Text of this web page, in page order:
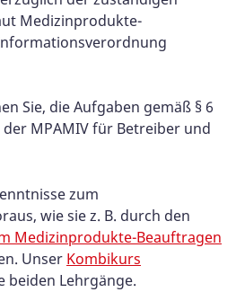
Medizinprodukte-
Sie, die Aufgaben gemäß § 6
MPAMIV für Betreiber und
zum
wie sie z. B. durch den
Medizinprodukte-Beauftragen
Unser Kombikurs
beiden Lehrgänge.